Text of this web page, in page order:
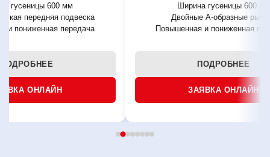
гусеницы 600 мм
передняя подвеска
и пониженная передача
ПОДРОБНЕЕ
ОНЛАЙН
Ширина гусеницы 600 мм
Двойные А-образные
Повышенная и пониженная
ПОДРОБНЕЕ
ЗАЯВКА ОНЛАЙН